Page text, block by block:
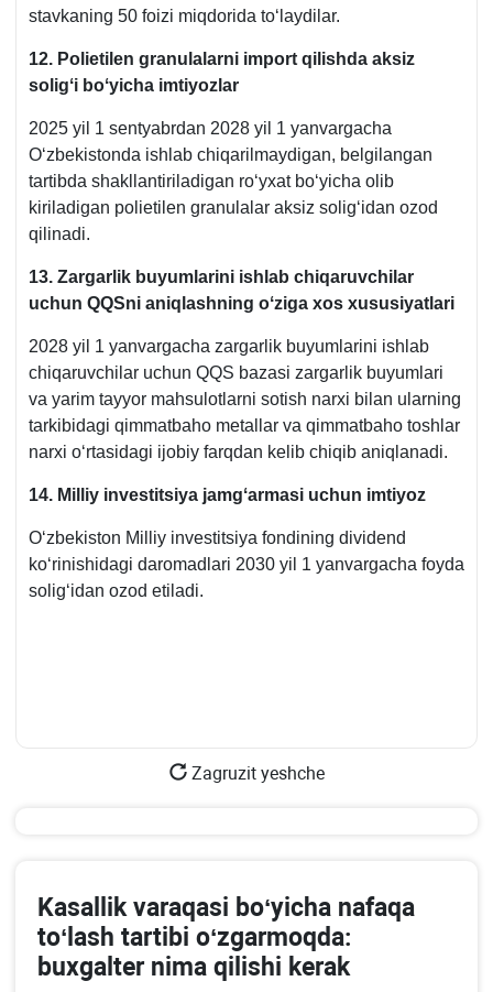
stavkaning 50 foizi miqdorida toʻlaydilar.
12. Polietilen granulalarni import qilishda aksiz
soligʻi boʻyicha imtiyozlar
2025 yil 1 sentyabrdan 2028 yil 1 yanvargacha
Oʻzbekistonda ishlab chiqarilmaydigan, belgilangan
tartibda shakllantiriladigan roʻyхat boʻyicha olib
kiriladigan polietilen granulalar aksiz soligʻidan ozod
qilinadi.
13. Zargarlik buyumlarini ishlab chiqaruvchilar
uchun QQSni aniqlashning oʻziga хos хususiyatlari
2028 yil 1 yanvargacha zargarlik buyumlarini ishlab
chiqaruvchilar uchun QQS bazasi zargarlik buyumlari
va yarim tayyor mahsulotlarni sotish narхi bilan ularning
tarkibidagi qimmatbaho metallar va qimmatbaho toshlar
narхi oʻrtasidagi ijobiy farqdan kelib chiqib aniqlanadi.
14. Milliy investitsiya jamgʻarmasi uchun imtiyoz
Oʻzbekiston Milliy investitsiya fondining dividend
koʻrinishidagi daromadlari 2030 yil 1 yanvargacha foyda
soligʻidan ozod etiladi.
Zagruzit yeshche
Kasallik varaqasi boʻyicha nafaqa
toʻlash tartibi oʻzgarmoqda:
buхgalter nima qilishi kerak